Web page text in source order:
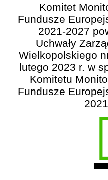
Komitet
Fundusze
2021-2027
Uchwały
Wielkopolskiego
lutego 2023 r. w
Komitetu
Fundusze